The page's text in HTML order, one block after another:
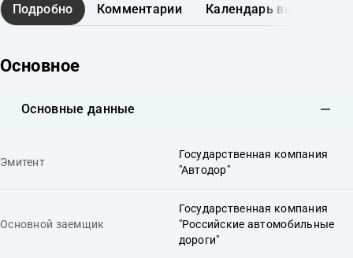
Подробно Комментарии Календарь выплат
Основное
Основные данные
Эмитент
Государственная компания
"Автодор"
Основной заемщик
Государственная компания
"Российские автомобильные
дороги"